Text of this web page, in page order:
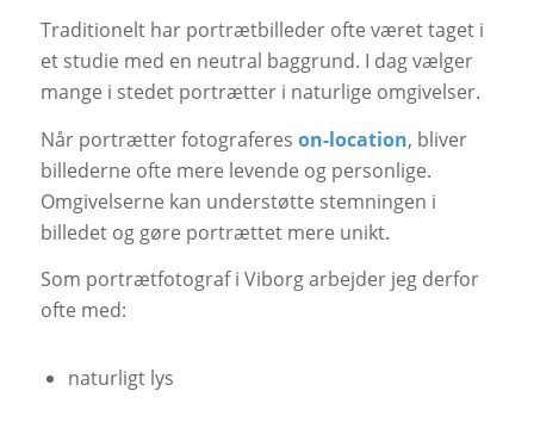
Traditionelt har portrætbilleder ofte været taget i
et studie med en neutral baggrund. I dag vælger
mange i stedet portrætter i naturlige omgivelser.
Når portrætter fotograferes on-location, bliver
billederne ofte mere levende og personlige.
Omgivelserne kan understøtte stemningen i
billedet og gøre portrættet mere unikt.
Som portrætfotograf i Viborg arbejder jeg derfor
ofte med:
naturligt lys